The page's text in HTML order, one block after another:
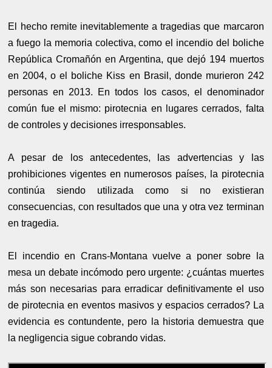
El hecho remite inevitablemente a tragedias que marcaron
a fuego la memoria colectiva, como el incendio del boliche
República Cromañón en Argentina, que dejó 194 muertos
en 2004, o el boliche Kiss en Brasil, donde murieron 242
personas en 2013. En todos los casos, el denominador
común fue el mismo: pirotecnia en lugares cerrados, falta
de controles y decisiones irresponsables.
A pesar de los antecedentes, las advertencias y las
prohibiciones vigentes en numerosos países, la pirotecnia
continúa siendo utilizada como si no existieran
consecuencias, con resultados que una y otra vez terminan
en tragedia.
El incendio en Crans-Montana vuelve a poner sobre la
mesa un debate incómodo pero urgente: ¿cuántas muertes
más son necesarias para erradicar definitivamente el uso
de pirotecnia en eventos masivos y espacios cerrados? La
evidencia es contundente, pero la historia demuestra que
la negligencia sigue cobrando vidas.